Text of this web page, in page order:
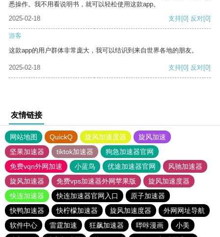
悉操作。我不用看说明书，就可以轻松使用这款app。
2025-02-18
支持[0] 反对[0]
游客
这款app的用户群体非常庞大，我可以结识到来自世界各地的朋友。
2025-02-18 支持[0] 反对[0]
友情链接
网站地图 QuickQ 旋风加速度器
旋风加速
坚果加速器
tiktok加速器
狗急加速器官网
免费vqn外网加速
小蓝鸟 优途加速器官网
风驰加速器
旋风加速器
免费vps加速器外网苹果版
旋风加速度器
快连加速器
快连加速器官网入口
原子加速器
快鸭加速器
快柠檬加速器 旋风加速度器
外网网址导航
软件中心
雷霆加速 狂飙加速器 哔咔漫画
小美